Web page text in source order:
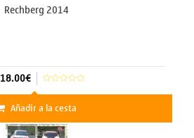
Rechberg 2014
18.00€
Añadir a la cesta